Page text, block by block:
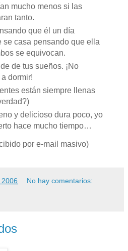
mucho menos si las
tanto.
que él un día
se casa pensando que ella
se equivocan.
de tus sueños. ¡No
dormir!
están siempre llenas
y delicioso dura poco, yo
hace mucho tiempo…
por e-mail masivo)
No hay comentarios: